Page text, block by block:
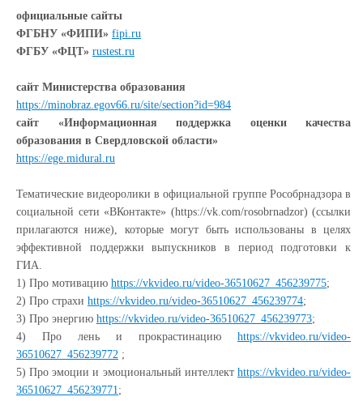
официальные сайты
ФГБНУ «ФИПИ» fipi.ru
ФГБУ «ФЦТ» rustest.ru
сайт Министерства образования
https://minobraz.egov66.ru/site/section?id=984
сайт «Информационная поддержка оценки качества
образования в Свердловской области»
https://ege.midural.ru
Тематические видеоролики в официальной группе Рособрнадзора в
социальной сети «ВКонтакте» (https://vk.com/rosobrnadzor) (ссылки
прилагаются ниже), которые могут быть использованы в целях
эффективной поддержки выпускников в период подготовки к
ГИА.
1) Про мотивацию https://vkvideo.ru/video-36510627_456239775;
2) Про страхи https://vkvideo.ru/video-36510627_456239774;
3) Про энергию https://vkvideo.ru/video-36510627_456239773;
4) Про лень и прокрастинацию https://vkvideo.ru/video-
36510627_456239772 ;
5) Про эмоции и эмоциональный интеллект https://vkvideo.ru/video-
36510627_456239771;